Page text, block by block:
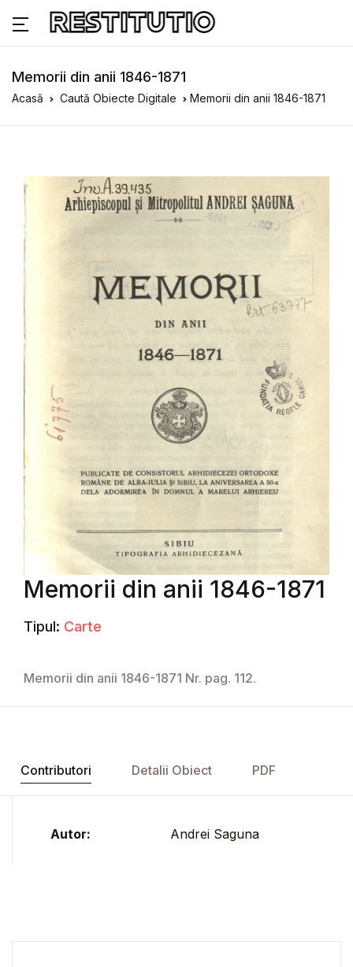
Memorii din anii 1846-1871
Acasă Caută Obiecte Digitale Memorii din anii 1846-1871
Memorii din anii 1846-1871
Tipul: Carte
Memorii din anii 1846-1871 Nr. pag. 112.
Contributori Detalii Obiect PDF
Autor: Andrei Saguna